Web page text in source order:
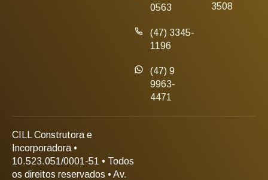
0563
(47) 3345-
1196
(47) 9
9963-
4471
3508
CILL Construtora e
Incorporadora •
10.523.051/0001-51 • Todos
os direitos reservados • Av.